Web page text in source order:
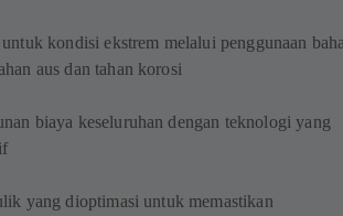
kondisi ekstrem melalui penggunaan
aus dan tahan korosi
biaya keseluruhan dengan teknologi yang
yang dioptimasi untuk memastikan